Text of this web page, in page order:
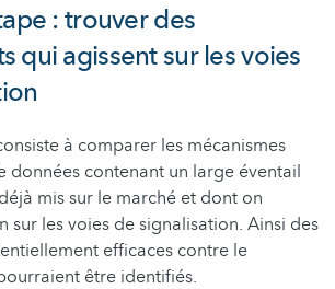
: trouver des
qui agissent sur les voies
à comparer les mécanismes
données contenant un large éventail
mis sur le marché et dont on
sur les voies de signalisation. Ainsi des
efficaces contre le
être identifiés.